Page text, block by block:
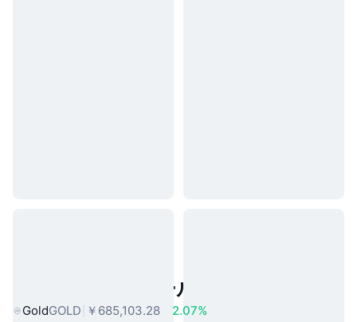
人気のリアルワールドアセット
GoldGOLD ￥685,103.28
2.07%